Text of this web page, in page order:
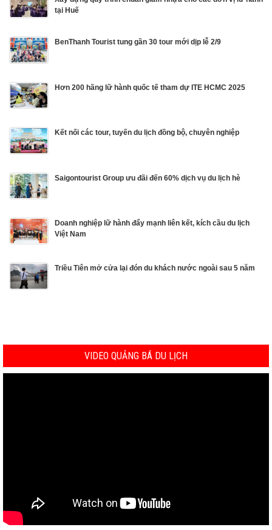
tại Huế
BenThanh Tourist tung gần 30 tour mới dịp lễ 2/9
Hơn 200 hãng lữ hành quốc tế tham dự ITE HCMC 2025
Kết nối các tour, tuyến du lịch đồng bộ, chuyên nghiệp
Saigontourist Group ưu đãi đến 60% dịch vụ du lịch hè
Doanh nghiệp lữ hành đẩy mạnh liên kết, kích cầu du lịch
Việt Nam
Triều Tiên mở cửa lại đón du khách nước ngoài sau 5 năm
VIDEO QUẢNG BÁ DU LỊCH